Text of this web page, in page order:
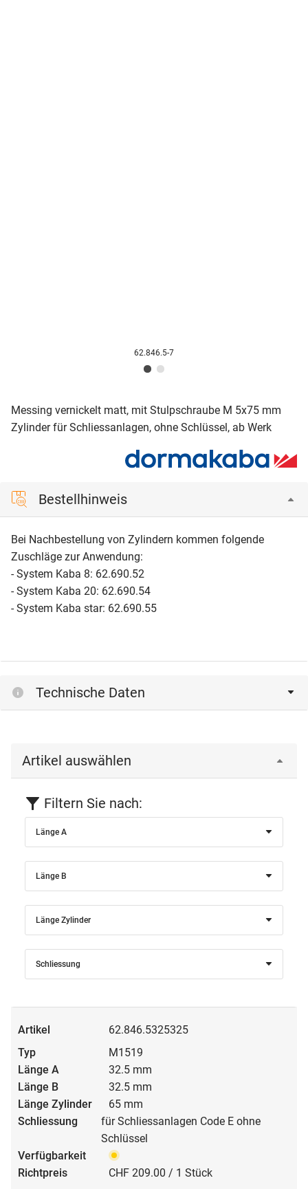
62.846.5-7
Messing vernickelt matt, mit Stulpschraube M 5x75 mm
Zylinder für Schliessanlagen, ohne Schlüssel, ab Werk
Bestellhinweis
Bei Nachbestellung von Zylindern kommen folgende
Zuschläge zur Anwendung:
- System Kaba 8: 62.690.52
- System Kaba 20: 62.690.54
- System Kaba star: 62.690.55
Technische Daten
Artikel auswählen
Filtern Sie nach:
Länge A
Länge B
Länge Zylinder
Schliessung
62.846.5325325
M1519
32.5 mm
32.5 mm
65 mm
für Schliessanlagen Code E ohne
Schlüssel
CHF 209.00 / 1 Stück